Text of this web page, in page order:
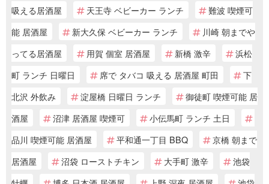
吸える居酒屋
天王寺 ベビーカー ランチ
難波 喫煙可
能 居酒屋
新大久保 ベビーカー ランチ
川崎 朝までや
ってる居酒屋
用賀 個室 居酒屋 新橋 激辛
浜松
町 ランチ 日曜日
席で タバコ 吸える 居酒屋 町田
下
北沢 外飲み
淀屋橋 日曜日 ランチ
御徒町 喫煙可能 居
酒屋
沼津 居酒屋 喫煙可
小伝馬町 ランチ 土日
品川 喫煙可能 居酒屋
平和通一丁目 BBQ
京橋 朝まで
居酒屋
沼袋 ローストチキン 大手町 激辛
池袋